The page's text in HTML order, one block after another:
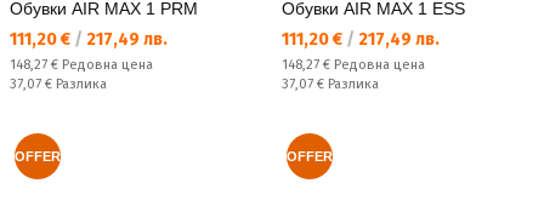
Обувки AIR MAX 1 PRM
Текуща цена:
111,20 € / 217,49 лв.
Редовна цена:
148,27 € Редовна цена
Спестявате:
37,07 € Разлика
Обувки AIR MAX 1 ESS
Текуща цена:
111,20 € / 217,49 лв.
Редовна цена:
148,27 € Редовна цена
Спестявате:
37,07 € Разлика
OFFER OFFER